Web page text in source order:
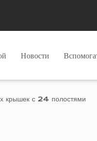
Новости
крышек с 24 полостями